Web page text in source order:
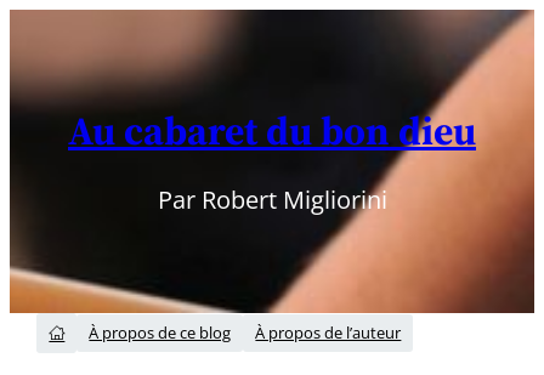
contenu
Au cabaret du bon dieu
Par Robert Migliorini
 À propos de ce blog À propos de l’auteur